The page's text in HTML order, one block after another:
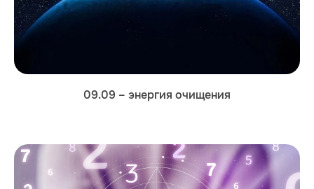
09.09 – энергия очищения